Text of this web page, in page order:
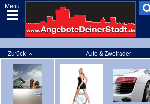
Menü
Zurück Auto & Zweiräder